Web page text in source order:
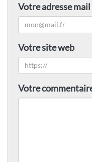
Votre adresse mail
Votre site web
Votre